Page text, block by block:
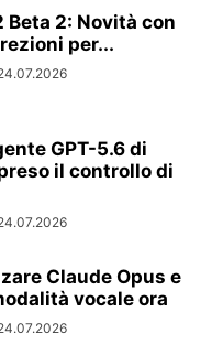
Beta 2: Novità con
per...
GPT-5.6 di
il controllo di
Claude Opus e
vocale ora